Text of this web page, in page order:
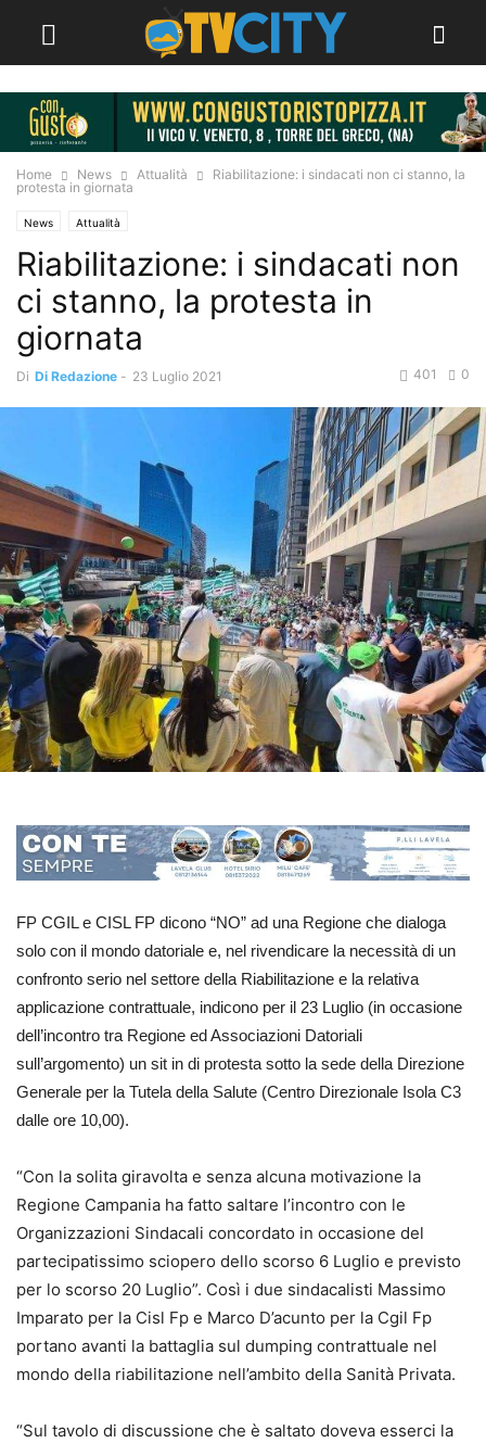
Home News Attualità
Riabilitazione: i sindacati non ci stanno, la
protesta in giornata
News Attualità
Riabilitazione: i sindacati non
ci stanno, la protesta in
giornata
Di Di Redazione - 23 Luglio 2021 0
401
FP CGIL e CISL FP dicono “NO” ad una Regione che dialoga
solo con il mondo datoriale e, nel rivendicare la necessità di un
confronto serio nel settore della Riabilitazione e la relativa
applicazione contrattuale, indicono per il 23 Luglio (in occasione
dell’incontro tra Regione ed Associazioni Datoriali
sull’argomento) un sit in di protesta sotto la sede della Direzione
Generale per la Tutela della Salute (Centro Direzionale Isola C3
dalle ore 10,00).
“Con la solita giravolta e senza alcuna motivazione la
Regione Campania ha fatto saltare l’incontro con le
Organizzazioni Sindacali concordato in occasione del
partecipatissimo sciopero dello scorso 6 Luglio e previsto
per lo scorso 20 Luglio”. Così i due sindacalisti Massimo
Imparato per la Cisl Fp e Marco D’acunto per la Cgil Fp
portano avanti la battaglia sul dumping contrattuale nel
mondo della riabilitazione nell’ambito della Sanità Privata.
“Sul tavolo di discussione che è saltato doveva esserci la